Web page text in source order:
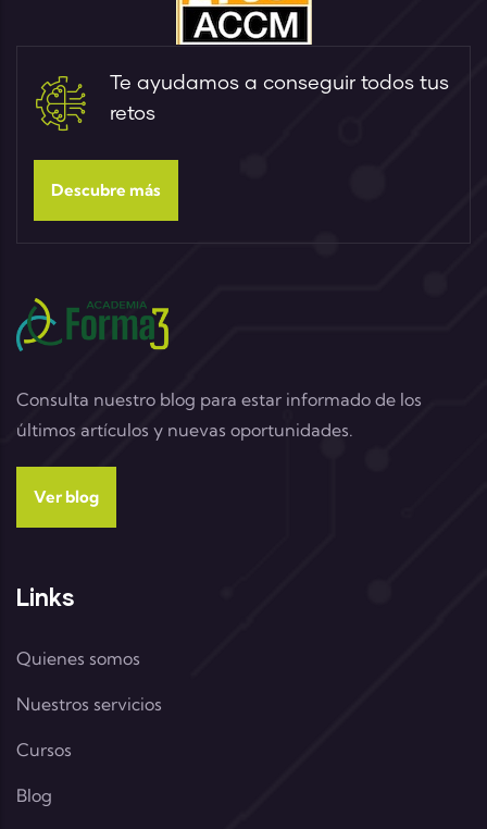
Te ayudamos a conseguir todos tus
retos
Descubre más
Consulta nuestro blog para estar informado de los
últimos artículos y nuevas oportunidades.
Ver blog
Links
Quienes somos
Nuestros servicios
Cursos
Blog